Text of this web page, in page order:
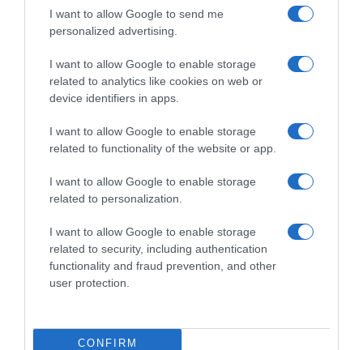
I want to allow Google to send me
personalized advertising.
I want to allow Google to enable storage
related to analytics like cookies on web or
device identifiers in apps.
I want to allow Google to enable storage
related to functionality of the website or app.
I want to allow Google to enable storage
related to personalization.
I want to allow Google to enable storage
related to security, including authentication
functionality and fraud prevention, and other
user protection.
CONFIRM
ΕΛΛΑΔΑ
Φωτιά στον Κουβαρά: Βελτιωμένη η
εικόνα – Καταστράφηκε ολοσχερώς
Στην περιοχή ο υπουργός Κλιματικής Κρίσης και Πολιτικής